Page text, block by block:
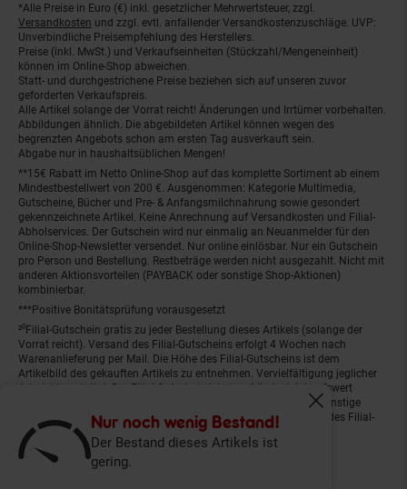
Nur noch wenig Bestand!
Der Bestand dieses Artikels ist
gering.
Fenster
Fußnoten
*Alle Preise in Euro (€) inkl. gesetzlicher Mehrwertsteuer, zzgl.
Versandkosten und zzgl. evtl. anfallender Versandkostenzuschläge. UVP:
Unverbindliche Preisempfehlung des Herstellers.
Preise (inkl. MwSt.) und Verkaufseinheiten (Stückzahl/Mengeneinheit)
können im Online-Shop abweichen.
Statt- und durchgestrichene Preise beziehen sich auf unseren zuvor
geforderten Verkaufspreis.
Alle Artikel solange der Vorrat reicht! Änderungen und Irrtümer vorbehalten.
Abbildungen ähnlich. Die abgebildeten Artikel können wegen des
begrenzten Angebots schon am ersten Tag ausverkauft sein.
Abgabe nur in haushaltsüblichen Mengen!
**15€ Rabatt im Netto Online-Shop auf das komplette Sortiment ab einem
Mindestbestellwert von 200 €. Ausgenommen: Kategorie Multimedia,
Gutscheine, Bücher und Pre- & Anfangsmilchnahrung sowie gesondert
gekennzeichnete Artikel. Keine Anrechnung auf Versandkosten und Filial-
Abholservices. Der Gutschein wird nur einmalig an Neuanmelder für den
Online-Shop-Newsletter versendet. Nur online einlösbar. Nur ein Gutschein
pro Person und Bestellung. Restbeträge werden nicht ausgezahlt. Nicht mit
anderen Aktionsvorteilen (PAYBACK oder sonstige Shop-Aktionen)
kombinierbar.
***Positive Bonitätsprüfung vorausgesetzt
²⁰Filial-Gutschein gratis zu jeder Bestellung dieses Artikels (solange der
Vorrat reicht). Versand des Filial-Gutscheins erfolgt 4 Wochen nach
Warenanlieferung per Mail. Die Höhe des Filial-Gutscheins ist dem
Artikelbild des gekauften Artikels zu entnehmen. Vervielfältigung jeglicher
Art nicht gestattet. Der Filial-Gutschein ist ohne Mindesteinkaufswert
einlösbar. Nicht mit anderen Aktionsvorteilen (PAYBACK oder sonstige
Shop-Aktionen) kombinierbar. Der jeweilige Gültigkeitszeitraum des Filial-
Gutscheins ist darauf vermerkt.